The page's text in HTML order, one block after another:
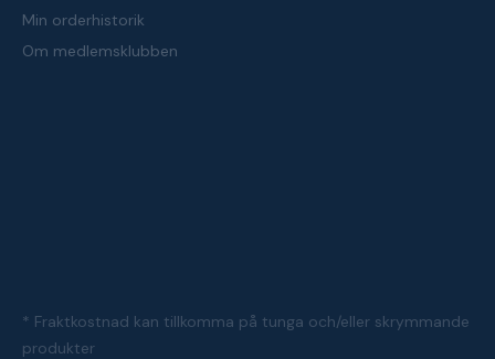
Min orderhistorik
Om medlemsklubben
* Fraktkostnad kan tillkomma på tunga och/eller skrymmande
produkter